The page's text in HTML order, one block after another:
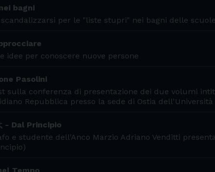
bagni
scandalizzarsi per le "liste stupri" nei bagni delle
idee per conoscere nuove persone
Pasolini
sulla conferenza di presentazione dei due volumi
Repubblica presso la sede di Ostia dell'Università
- Dal Principio
e studente dell'Anco Marzio Adriano Venditti